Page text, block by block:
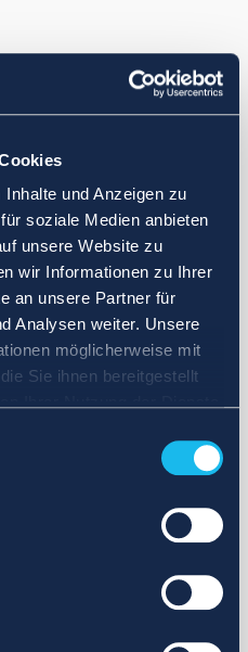
und Anzeigen zu
soziale Medien anbieten
unsere Website zu
wir Informationen zu Ihrer
an unsere Partner für
Analysen weiter. Unsere
möglicherweise mit
Sie ihnen bereitgestellt